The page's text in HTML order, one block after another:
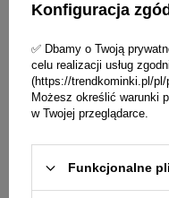
Luft prosty czarny z ramką V-
ML.CZ Ventlab
Konfiguracja zgód
✅ Dbamy o Twoją
celu realizacji usług
(https://trendkominki.pl/
Możesz określić warunki
w Twojej przeglądarce.
Funkcjonalne